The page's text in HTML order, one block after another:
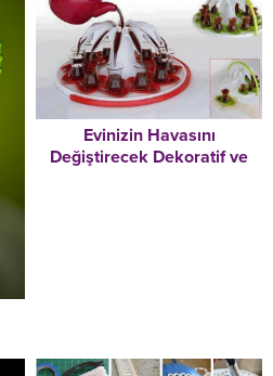
Evinizin Havasını
Değiştirecek Dekoratif ve